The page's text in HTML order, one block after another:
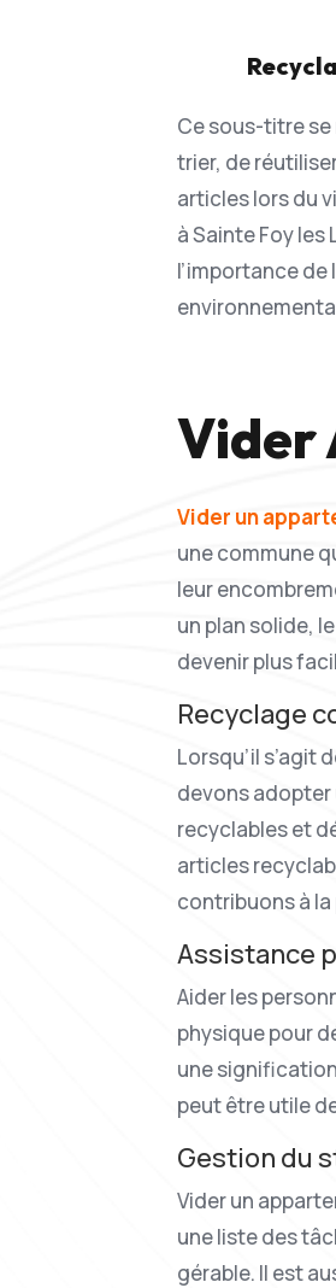
Ce sous-titre
trier, de
articles lors du
à Sainte Foy les
l’importance
Vider
Vider un
une commune
leur
un plan solide,
devenir plus
Recyclage
Lorsqu’il s’agit
devons adopter
recyclables et
articles
contribuons à
Assistance
Aider les
physique pour
une
peut être utile
Gestion du
Vider un
une liste des
gérable. Il est